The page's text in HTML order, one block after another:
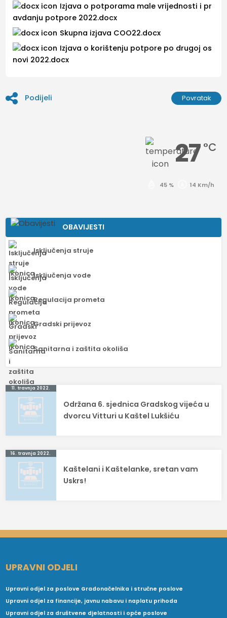
Izjava o potporama male vrijednosti i pr
avdanju potpore 2022.docx
Skupna izjava COO22.docx
Izjava o korištenju potpore po drugoj os
novi 2022.docx
Podijeli Povratak
27 °C
45 % 14 Km/h
OBAVIJESTI
Isključenja struje
Isključenja vode
Regulacija prometa
Gradski prijevoz
Sanitarna i zaštita okoliša
Navigacija
objava
11. travnja 2022.
Održana 6. sjednica Gradskog vijeća u
dvorcu Vitturi u Kaštel Lukšiću
16. travnja 2022.
Kaštelani i Kaštelanke, sretan vam
Uskrs!
UPRAVNI ODJELI
Upravni odjel za poslove Gradonačelnika i stručne poslove
Upravni odjel za financije, javnu nabavu i naplatu prihoda
Upravni odjel za društvene djelatnosti i opće poslove